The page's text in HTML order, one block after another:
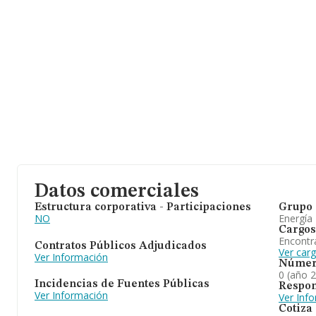
Datos comerciales
Estructura corporativa - Participaciones
NO
Contratos Públicos Adjudicados
Ver Información
Incidencias de Fuentes Públicas
Ver Información
Grupo
Energía
Cargos
Ver
0 (año
Ver
Cotiza